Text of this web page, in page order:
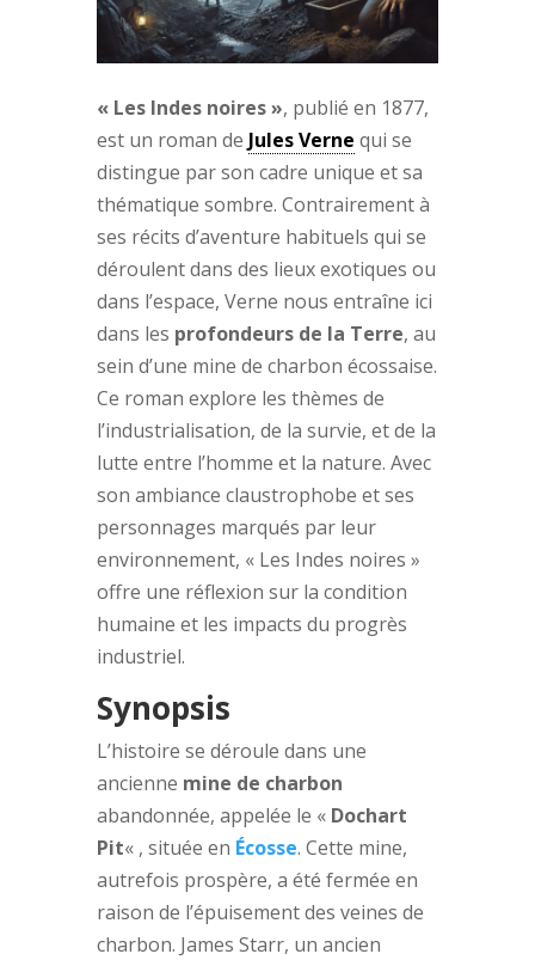
« Les Indes noires », publié en 1877,
est un roman de Jules Verne qui se
distingue par son cadre unique et sa
thématique sombre. Contrairement à
ses récits d’aventure habituels qui se
déroulent dans des lieux exotiques ou
dans l’espace, Verne nous entraîne ici
dans les profondeurs de la Terre, au
sein d’une mine de charbon écossaise.
Ce roman explore les thèmes de
l’industrialisation, de la survie, et de la
lutte entre l’homme et la nature. Avec
son ambiance claustrophobe et ses
personnages marqués par leur
environnement, « Les Indes noires »
offre une réflexion sur la condition
humaine et les impacts du progrès
industriel.
Synopsis
L’histoire se déroule dans une
ancienne mine de charbon
abandonnée, appelée le « Dochart
Pit« , située en Écosse. Cette mine,
autrefois prospère, a été fermée en
raison de l’épuisement des veines de
charbon. James Starr, un ancien